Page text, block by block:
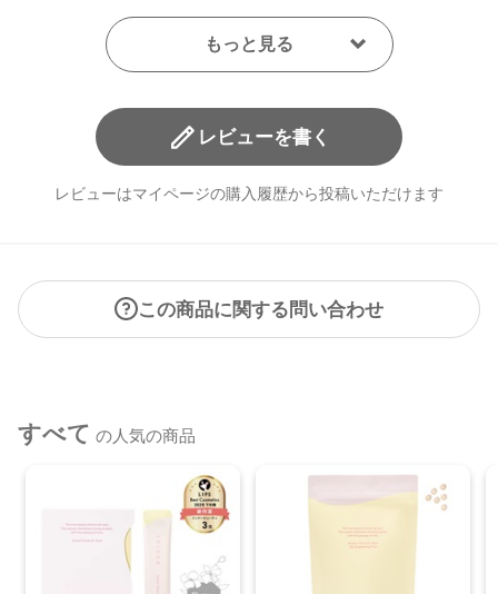
レビューを書く
レビューはマイページの購入履歴から投稿いただけます
この商品に関する問い合わせ
すべて の人気の商品